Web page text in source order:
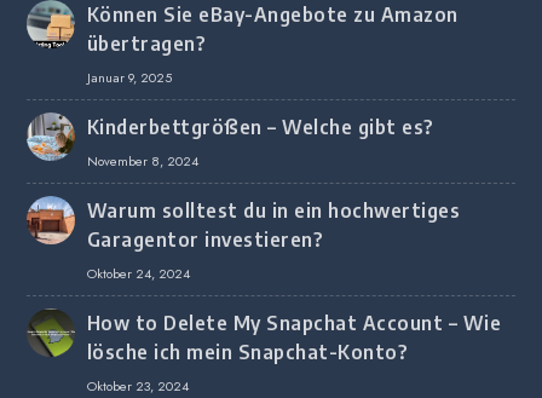
Können Sie eBay-Angebote zu Amazon
übertragen?
Januar 9, 2025
Kinderbettgrößen – Welche gibt es?
November 8, 2024
Warum solltest du in ein hochwertiges
Garagentor investieren?
Oktober 24, 2024
How to Delete My Snapchat Account – Wie
lösche ich mein Snapchat-Konto?
Oktober 23, 2024